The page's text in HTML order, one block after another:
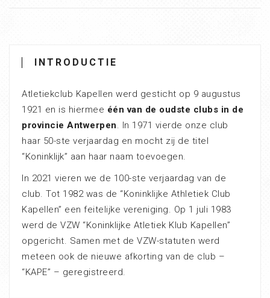
INTRODUCTIE
Atletiekclub Kapellen werd gesticht op 9 augustus
1921 en is hiermee één van de oudste clubs in de
provincie Antwerpen. In 1971 vierde onze club
haar 50-ste verjaardag en mocht zij de titel
“Koninklijk” aan haar naam toevoegen.
In 2021 vieren we de 100-ste verjaardag van de
club. Tot 1982 was de “Koninklijke Athletiek Club
Kapellen” een feitelijke vereniging. Op 1 juli 1983
werd de VZW “Koninklijke Atletiek Klub Kapellen”
opgericht. Samen met de VZW-statuten werd
meteen ook de nieuwe afkorting van de club –
“KAPE” – geregistreerd.